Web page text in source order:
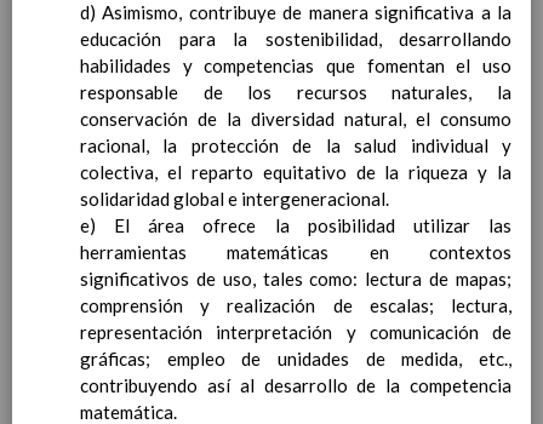
Ãrea II: Conocimiento del
medio
15 noviembre 2019
Ãrea I: Conocimiento de sÃ­
mismo y autonomÃ­a
personal
15 noviembre 2019
MetodologÃ­a 15 noviembre 2019
Recursos 15 noviembre 2019
EducaciÃ³n Primaria
CoordinaciÃ³n y concreciÃ³n curricular
Objetivos de la etapa
Ãrea de Lengua Castellana y
Literatura
Objetivos del Ã¡rea
ContribuciÃ³n del Ã¡rea a
las competencias clave
d) Asimismo, contribuye de manera significativa a la
educación para la sostenibilidad, desarrollando
habilidades y competencias que fomentan el uso
responsable de los recursos naturales, la
conservación de la diversidad natural, el consumo
racional, la protección de la salud individual y
colectiva, el reparto equitativo de la riqueza y la
solidaridad global e intergeneracional.
e) El área ofrece la posibilidad utilizar las
herramientas matemáticas en contextos
significativos de uso, tales como: lectura de mapas;
comprensión y realización de escalas; lectura,
representación interpretación y comunicación de
gráficas; empleo de unidades de medida, etc.,
contribuyendo así al desarrollo de la competencia
matemática.